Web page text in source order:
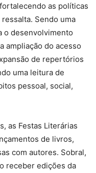
as políticas
Sendo uma
o desenvolvimento
ampliação do acesso
de repertórios
uma leitura de
pessoal, social,
as Festas Literárias
de livros,
com autores. Sobral,
receber edições da